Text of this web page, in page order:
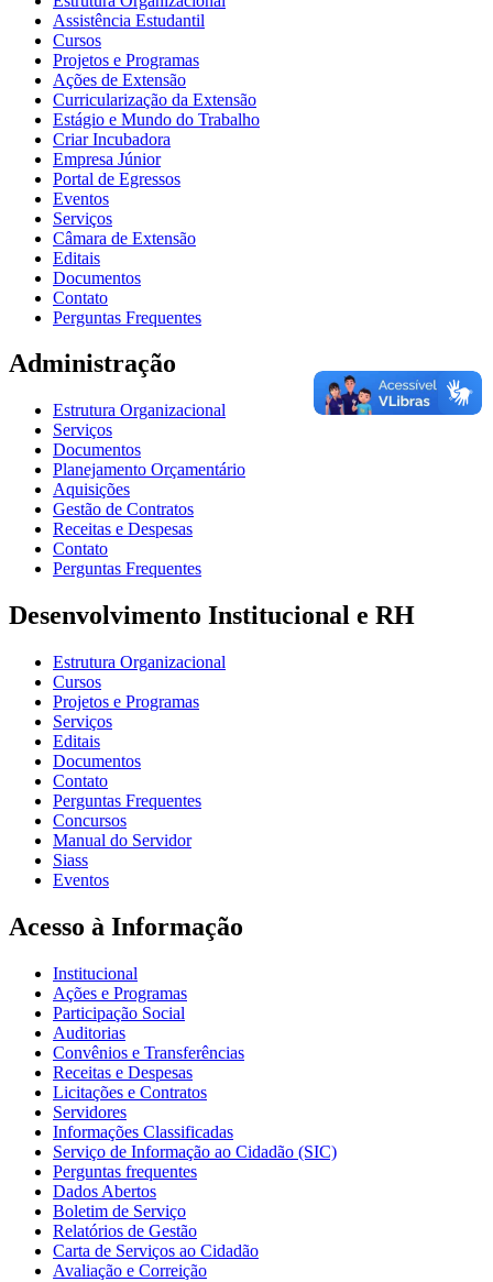
Assistência Estudantil
Cursos
Projetos e Programas
Ações de Extensão
Curricularização da Extensão
Estágio e Mundo do Trabalho
Criar Incubadora
Empresa Júnior
Portal de Egressos
Eventos
Serviços
Câmara de Extensão
Editais
Documentos
Contato
Perguntas Frequentes
Administração
Estrutura Organizacional
Serviços
Documentos
Planejamento Orçamentário
Aquisições
Gestão de Contratos
Receitas e Despesas
Contato
Perguntas Frequentes
Desenvolvimento Institucional e RH
Estrutura Organizacional
Cursos
Projetos e Programas
Serviços
Editais
Documentos
Contato
Perguntas Frequentes
Concursos
Manual do Servidor
Siass
Eventos
Acesso à Informação
Institucional
Ações e Programas
Participação Social
Auditorias
Convênios e Transferências
Receitas e Despesas
Licitações e Contratos
Servidores
Informações Classificadas
Serviço de Informação ao Cidadão (SIC)
Perguntas frequentes
Dados Abertos
Boletim de Serviço
Relatórios de Gestão
Carta de Serviços ao Cidadão
Avaliação e Correição